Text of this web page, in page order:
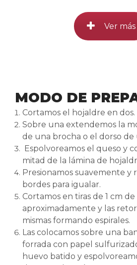
Ver más
MODO DE
Cortamos el hojaldre en dos.
Sobre una extendemos la
de una brocha o el dorso de
Espolvoreamos el queso y
mitad de la lámina de
Presionamos suavemente y
bordes para igualar.
Cortamos en tiras de 1 cm
aproximadamente y las
mismas formando espirales.
Las colocamos sobre una
forrada con papel
huevo batido y